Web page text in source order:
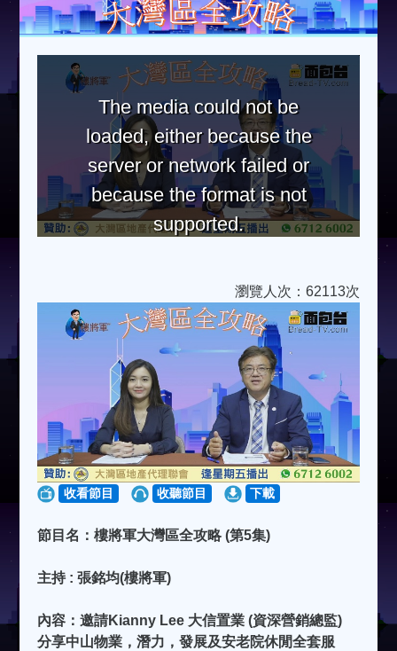
The media could not be
loaded, either because the
server or network failed or
because the format is not
supported.
瀏覽人次：62113次
收看節目 收聽節目 下載
節目名：樓將軍大灣區全攻略 (第5集)
主持 : 張銘均(樓將軍)
內容：邀請Kianny Lee 大信置業 (資深營銷總監)
分享中山物業，潛力，發展及安老院休閒全套服